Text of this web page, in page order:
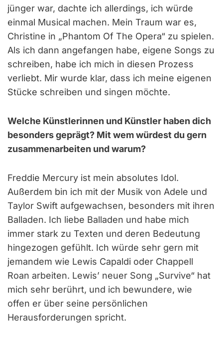
jünger war, dachte ich allerdings, ich würde
einmal Musical machen. Mein Traum war es,
Christine in „Phantom Of The Opera“ zu spielen.
Als ich dann angefangen habe, eigene Songs zu
schreiben, habe ich mich in diesen Prozess
verliebt. Mir wurde klar, dass ich meine eigenen
Stücke schreiben und singen möchte.
Welche Künstlerinnen und Künstler haben dich
besonders geprägt? Mit wem würdest du gern
zusammenarbeiten und warum?
Freddie Mercury ist mein absolutes Idol.
Außerdem bin ich mit der Musik von Adele und
Taylor Swift aufgewachsen, besonders mit ihren
Balladen. Ich liebe Balladen und habe mich
immer stark zu Texten und deren Bedeutung
hingezogen gefühlt. Ich würde sehr gern mit
jemandem wie Lewis Capaldi oder Chappell
Roan arbeiten. Lewis’ neuer Song „Survive“ hat
mich sehr berührt, und ich bewundere, wie
offen er über seine persönlichen
Herausforderungen spricht.